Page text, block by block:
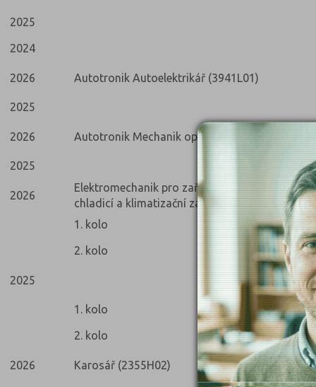
2025
2024
2026 Autotronik Autoelektrikář (3941L01)
2025
2026 Autotronik Mechanik opravář motorových
2025
2026
Elektromechanik pro zařízení a přístroje
chladicí a klimatizační zařízení (2652H01)
1. kolo
2. kolo
2025
1. kolo
2. kolo
2026 Karosář (2355H02)